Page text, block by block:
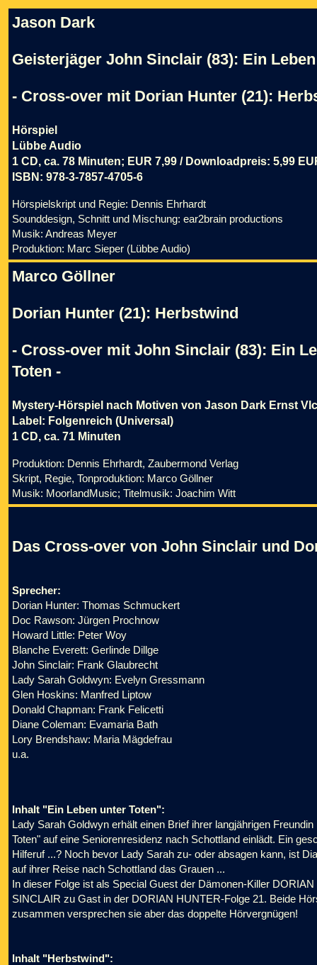
Jason Dark
Geisterjäger John Sinclair (83): Ein
- Cross-over mit Dorian Hunter (21):
Hörspiel
Lübbe Audio
1 CD, ca. 78 Minuten; EUR 7,99 / Downloadpreis: 5,99
ISBN: 978-3-7857-4705-6
Hörspielskript und Regie: Dennis Ehrhardt
Sounddesign, Schnitt und Mischung: ear2brain productions
Musik: Andreas Meyer
Produktion: Marc Sieper (Lübbe Audio)
Marco Göllner
Dorian Hunter (21): Herbstwind
- Cross-over mit John Sinclair (83): Ein
Toten -
Mystery-Hörspiel nach Motiven von Jason Dark Ernst
Label: Folgenreich (Universal)
1 CD, ca. 71 Minuten
Produktion: Dennis Ehrhardt, Zaubermond Verlag
Skript, Regie, Tonproduktion: Marco Göllner
Musik: MoorlandMusic; Titelmusik: Joachim Witt
Das Cross-over von John Sinclair und
Sprecher:
Dorian Hunter: Thomas Schmuckert
Doc Rawson: Jürgen Prochnow
Howard Little: Peter Woy
Blanche Everett: Gerlinde Dillge
John Sinclair: Frank Glaubrecht
Lady Sarah Goldwyn: Evelyn Gressmann
Glen Hoskins: Manfred Liptow
Donald Chapman: Frank Felicetti
Diane Coleman: Evamaria Bath
Lory Brendshaw: Maria Mägdefrau
u.a.
Inhalt "Ein Leben unter Toten":
Lady Sarah Goldwyn erhält einen Brief ihrer langjährigen
Toten" auf eine Seniorenresidenz nach Schottland einlädt. Ein
Hilferuf ...? Noch bevor Lady Sarah zu- oder absagen kann, ist
auf ihrer Reise nach Schottland das Grauen ...
In dieser Folge ist als Special Guest der Dämonen-Killer
SINCLAIR zu Gast in der DORIAN HUNTER-Folge 21. Beide
zusammen versprechen sie aber das doppelte Hörvergnügen!
Inhalt "Herbstwind":